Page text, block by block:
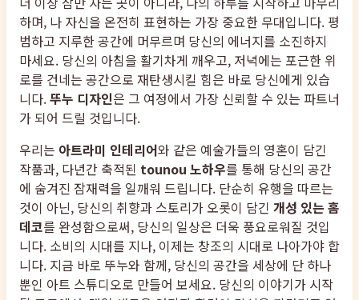
하며, 나 자신을 온전히 표현하는 가장 중요한 무대입니다. 평
범하고 지루한 공간에 머무르며 당신의 에너지를 소진하지
마세요. 당신의 아침을 활기차게 깨우고, 저녁에는 포근한 위
로를 건네는 공간으로 재탄생시킬 힘은 바로 당신에게 있습
니다.뚜누 디자인은 그 여정에서 가장 신뢰할 수 있는 파트너
가 되어 드릴 것입니다.
우리는 아트라미 인테리어와 같은 예술가들의 영혼이 담긴
작품과, 다년간 축적된 tounou 노하우를 통해 당신의 공간
에 숨겨진 잠재력을 일깨워 드립니다. 단순히 유행을 따르는
것이 아닌, 당신의 취향과 스토리가 오롯이 담긴 개성 있는 홈
데코를 완성함으로써, 당신의 일상은 더욱 풍요로워질 것입
니다. 소비의 시대를 지나, 이제는 창조의 시대로 나아가야 합
니다. 지금 바로 뚜누와 함께, 당신의 공간을 세상에 단 하나
뿐인 아트 스튜디오로 만들어 보세요. 당신의 이야기가 시작